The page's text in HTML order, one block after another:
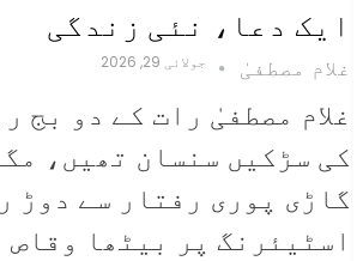
ایک دعا، نئی زندگی
غلام مصطفیٰ جولائی 29, 2026
غلام مصطفیٰ رات کے دو بج
کی سڑکیں سنسان تھیں،
گاڑی پوری رفتار سے دوڑ
اسٹیئرنگ پر بیٹھا وقاص